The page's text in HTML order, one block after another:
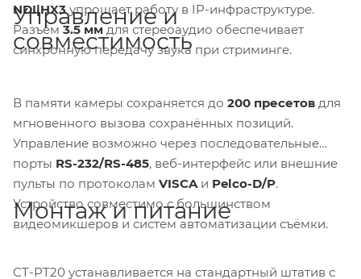
NDI|HX3упрощает работу в IP-инфраструктуре.
Разъём3.5 ммдля стереоаудио обеспечивает
синхронную передачу звука при стриминге.
Управление и
совместимость
В памяти камеры сохраняется до 200 пресетов для
мгновенного вызова сохранённых позиций.
Управление возможно через последовательные
порты RS-232/RS-485, веб-интерфейс или внешние
пульты по протоколам VISCAи Pelco-D/P.
Устройство совместимо с большинством
видеомикшеров и систем автоматизации съёмки.
Монтаж и питание
CT-PT20 устанавливается на стандартный штатив с